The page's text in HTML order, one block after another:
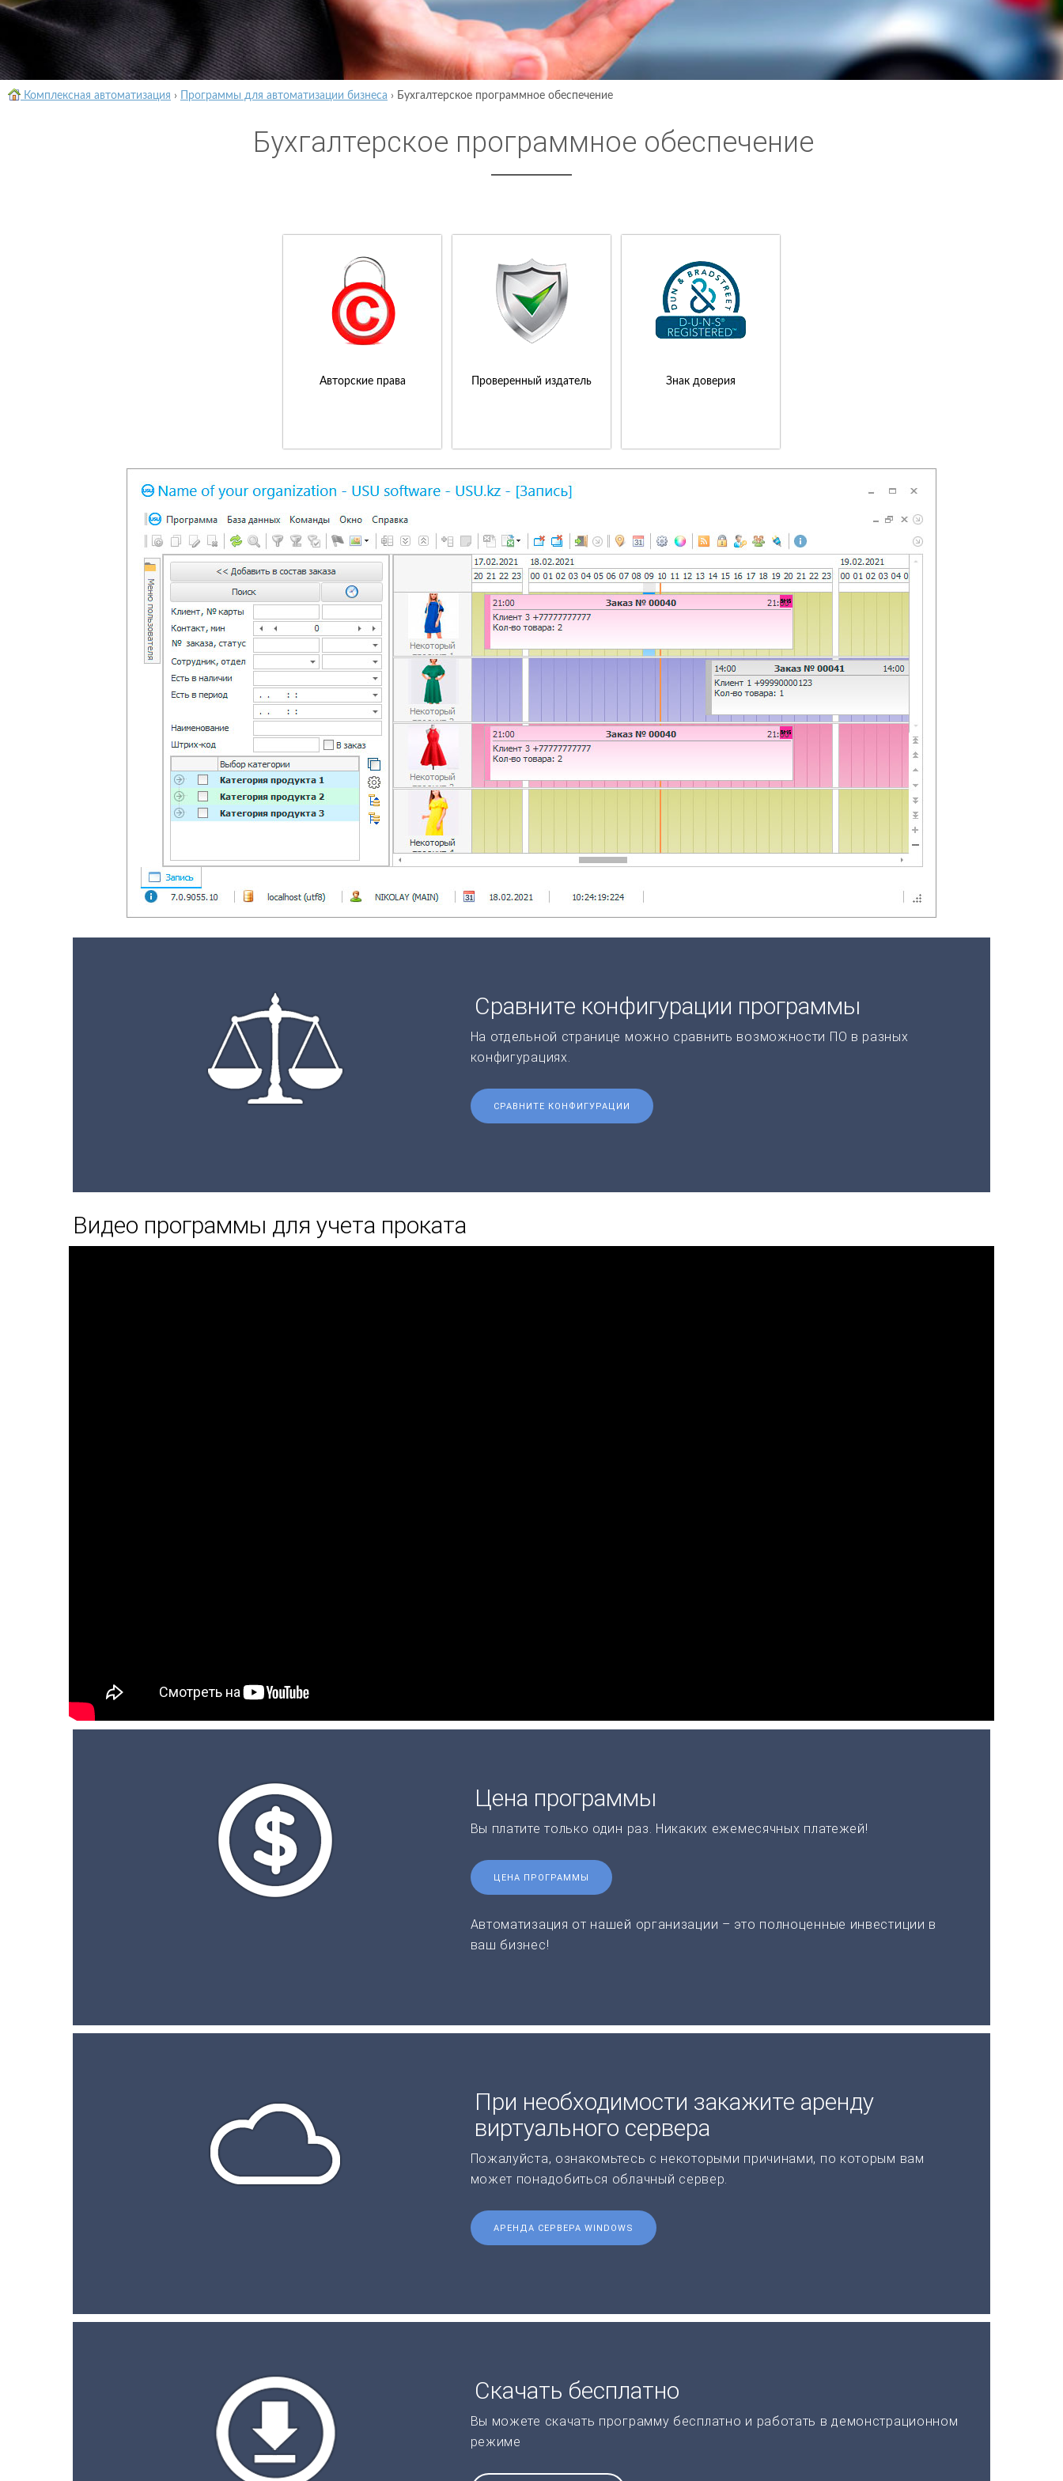
Комплексная автоматизация › Программы для автоматизации бизнеса › Бухгалтерское программное обеспечение
Бухгалтерское программное обеспечение
Авторские права Проверенный издатель Знак доверия
Сравните конфигурации программы
На отдельной странице можно сравнить возможности ПО в разных
конфигурациях.
СРАВНИТЕ КОНФИГУРАЦИИ
Видео программы для учета проката
Цена программы
Вы платите только один раз. Никаких ежемесячных платежей!
ЦЕНА ПРОГРАММЫ
Автоматизация от нашей организации – это полноценные инвестиции в
ваш бизнес!
При необходимости закажите аренду
виртуального сервера
Пожалуйста, ознакомьтесь с некоторыми причинами, по которым вам
может понадобиться облачный сервер.
АРЕНДА СЕРВЕРА WINDOWS
Скачать бесплатно
Вы можете скачать программу бесплатно и работать в демонстрационном
режиме